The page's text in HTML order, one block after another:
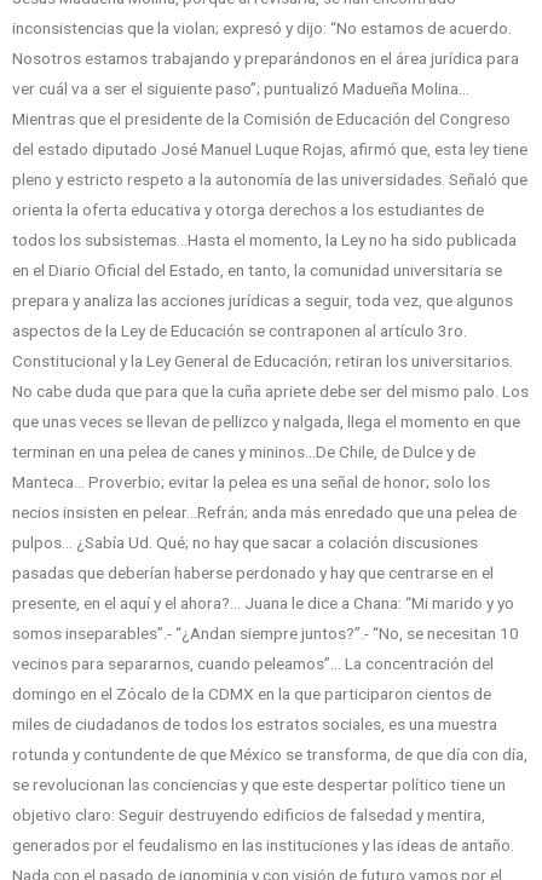
inconsistencias que la violan; expresó y dijo: “No estamos de acuerdo.
Nosotros estamos trabajando y preparándonos en el área jurídica para
ver cuál va a ser el siguiente paso”; puntualizó Madueña Molina…
Mientras que el presidente de la Comisión de Educación del Congreso
del estado diputado José Manuel Luque Rojas, afirmó que, esta ley tiene
pleno y estricto respeto a la autonomía de las universidades. Señaló que
orienta la oferta educativa y otorga derechos a los estudiantes de
todos los subsistemas…Hasta el momento, la Ley no ha sido publicada
en el Diario Oficial del Estado, en tanto, la comunidad universitaria se
prepara y analiza las acciones jurídicas a seguir, toda vez, que algunos
aspectos de la Ley de Educación se contraponen al artículo 3ro.
Constitucional y la Ley General de Educación; retiran los universitarios.
No cabe duda que para que la cuña apriete debe ser del mismo palo. Los
que unas veces se llevan de pellizco y nalgada, llega el momento en que
terminan en una pelea de canes y mininos…De Chile, de Dulce y de
Manteca… Proverbio; evitar la pelea es una señal de honor; solo los
necios insisten en pelear…Refrán; anda más enredado que una pelea de
pulpos… ¿Sabía Ud. Qué; no hay que sacar a colación discusiones
pasadas que deberían haberse perdonado y hay que centrarse en el
presente, en el aquí y el ahora?… Juana le dice a Chana: “Mi marido y yo
somos inseparables”.- “¿Andan siempre juntos?”.- “No, se necesitan 10
vecinos para separarnos, cuando peleamos”… La concentración del
domingo en el Zócalo de la CDMX en la que participaron cientos de
miles de ciudadanos de todos los estratos sociales, es una muestra
rotunda y contundente de que México se transforma, de que día con día,
se revolucionan las conciencias y que este despertar político tiene un
objetivo claro: Seguir destruyendo edificios de falsedad y mentira,
generados por el feudalismo en las instituciones y las ideas de antaño.
Nada con el pasado de ignominia y con visión de futuro vamos por el